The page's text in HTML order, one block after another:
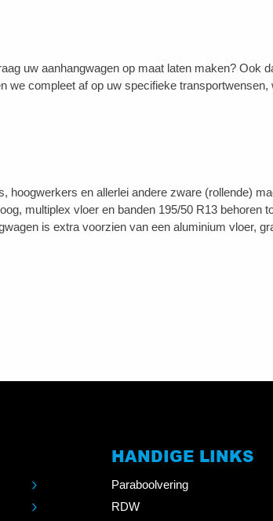
uw aanhangwagen op maat laten maken? Ook
compleet af op uw specifieke
en allerlei andere zware (rollende)
multiplex vloer en banden 195/50 R13 behoren
is extra voorzien van een aluminium vloer,
HANDIGE LINKS
Paraboolvering
RDW